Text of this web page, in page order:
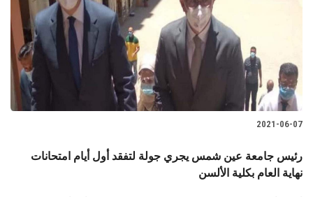
2021-06-07
رئيس جامعة عين شمس يجري جولة لتفقد أول أيام امتحانات
نهاية العام بكلية الألسن